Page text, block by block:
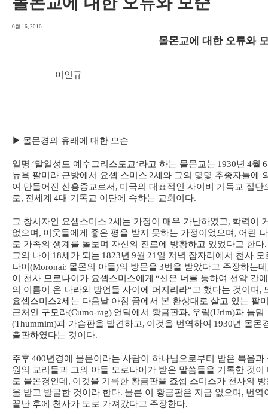
6월 16, 2016
몰몬교에 대한 오류와 모
이인규
▶ 몰몬경의 유래에 대한 모순
일명 ‘말일성도 예수그리스도교‘라고 하는 몰몬교는 1930년 4월 6
뉴욕 팔미라 근방에서 요셉 스미스 2세와 그의 몇몇 추종자들에
여 만들어진 신흥종교로서 , 미국의 대표적인 사이비 기독교 집단
로, 전세계 4대 기독교 이단에 속하는 교회이다.
그 창시자인 요셉스미스 2세는 가정이 매우 가난하였고, 학력이
없으며 , 이웃들에게 좋은 평을 받지 못하는 가정이었으며 , 어린
로 가족의 생계를 돌보며 자신의 진로에 방황하고 있었다고 한다.
그의 나이
18세가 되는 1823년 9월 21 일 저녁 잠자리에서 천사 모
나이 (Moronai: 몰몬의 아들)의 방문을 3번을 받았다고 주장하는데
이 천사 모로나이가 요셉스미스에게 “신은 너를 통하여 선악 간
의 이름이 온 나라와 방언들 사이에 퍼지리라“고 했다는 것이며 ,
요셉스미스2세는 다음날 아침 꿈에서 본 환상대로 살고 있는 팔
근처인 구모라(Cumo-rag) 언덕에서 황금판과, 우림(Urim)과 둠밈
(Thummim)과 가슴판을 발견하고, 이것을 번역하여 1930년 몰몬
출판하였다는 것이다.
주후 400년경에 몰몬이라는 사람이 하나님으로부터 받은 복음과
원의 교리들과 그의 아들 모로나이가 받은 말씀들을 기록한 것이
로 몰몬경인데 , 이것을 기록한 황금판을 죠셉 스미스가 천사의 방
을 받고 발굴한 것이라 한다. 물론 이 황금판은 지금 없으며 , 번역
끝난 후에 천사가 도로 가져갔다고 주장한다.